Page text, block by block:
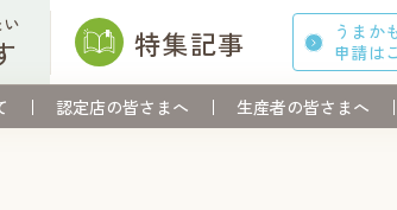
特集記事
うまか
申請は
認定店の皆さまへ 生産者の皆さまへ